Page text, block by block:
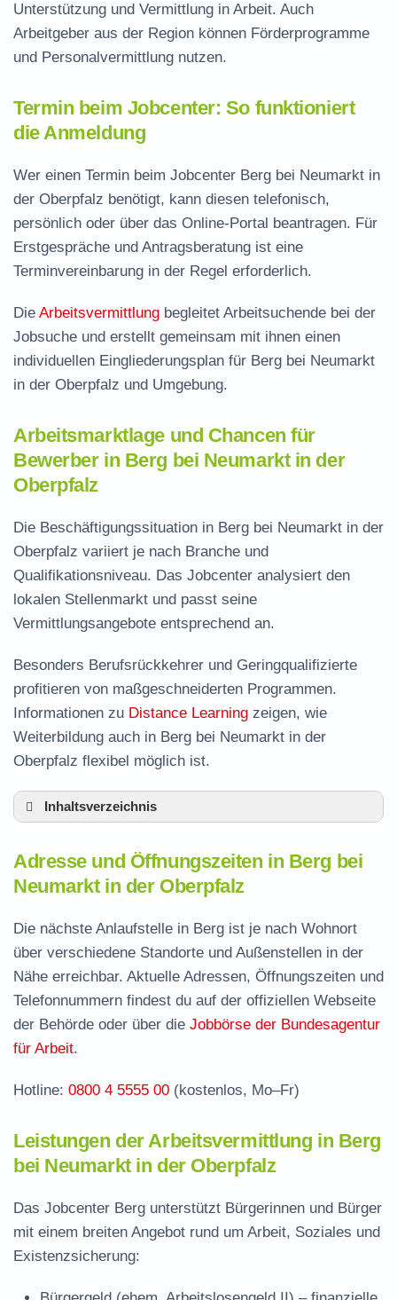
Unterstützung und Vermittlung in Arbeit. Auch
Arbeitgeber aus der Region können Förderprogramme
und Personalvermittlung nutzen.
Termin beim Jobcenter: So funktioniert
die Anmeldung
Wer einen Termin beim Jobcenter Berg bei Neumarkt in
der Oberpfalz benötigt, kann diesen telefonisch,
persönlich oder über das Online-Portal beantragen. Für
Erstgespräche und Antragsberatung ist eine
Terminvereinbarung in der Regel erforderlich.
Die Arbeitsvermittlung begleitet Arbeitsuchende bei der
Jobsuche und erstellt gemeinsam mit ihnen einen
individuellen Eingliederungsplan für Berg bei Neumarkt
in der Oberpfalz und Umgebung.
Arbeitsmarktlage und Chancen für
Bewerber in Berg bei Neumarkt in der
Oberpfalz
Die Beschäftigungssituation in Berg bei Neumarkt in der
Oberpfalz variiert je nach Branche und
Qualifikationsniveau. Das Jobcenter analysiert den
lokalen Stellenmarkt und passt seine
Vermittlungsangebote entsprechend an.
Besonders Berufsrückkehrer und Geringqualifizierte
profitieren von maßgeschneiderten Programmen.
Informationen zu Distance Learning zeigen, wie
Weiterbildung auch in Berg bei Neumarkt in der
Oberpfalz flexibel möglich ist.
Inhaltsverzeichnis
Leistungen der Arbeitsvermittlung in Berg
Termin vereinbaren und Bürgergeld beantragen
Jobcenter Neumarkt in der Oberpfalz –
zuständige Stelle
Stellenangebote und Jobbörse in Berg
Häufige Fragen rund ums Jobcenter
Adresse und Öffnungszeiten in Berg bei
Neumarkt in der Oberpfalz
Die nächste Anlaufstelle in Berg ist je nach Wohnort
über verschiedene Standorte und Außenstellen in der
Nähe erreichbar. Aktuelle Adressen, Öffnungszeiten und
Telefonnummern findest du auf der offiziellen Webseite
der Behörde oder über die Jobbörse der Bundesagentur
für Arbeit.
Hotline: 0800 4 5555 00 (kostenlos, Mo–Fr)
Leistungen der Arbeitsvermittlung in Berg
bei Neumarkt in der Oberpfalz
Das Jobcenter Berg unterstützt Bürgerinnen und Bürger
mit einem breiten Angebot rund um Arbeit, Soziales und
Existenzsicherung: